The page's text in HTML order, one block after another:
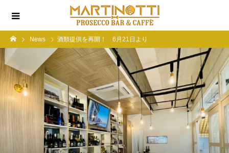
News 酒類提供を再開！ 6月21日より